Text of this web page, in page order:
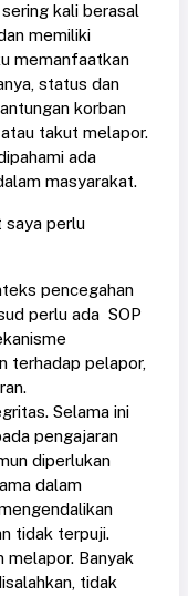
kali berasal
memiliki
memanfaatkan
status dan
korban
takut melapor.
ada
masyarakat.
saya perlu
pencegahan
perlu ada SOP
terhadap pelapor,
Selama ini
pengajaran
diperlukan
dalam
tidak terpuji.
Banyak
tidak